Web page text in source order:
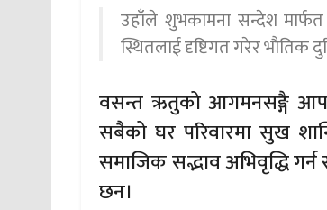
उहाँले शुभकामना सन्देश
स्थितलाई दृष्टिगत गरेर भौतिक
वसन्त ऋतुको आगमनसङ्गै
सबैको घर परिवारमा सुख
समाजिक सद्भाव अभिवृद्धि
छन।